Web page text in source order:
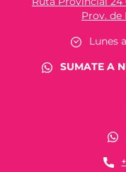
Prov. de
Lunes
SUMATE A